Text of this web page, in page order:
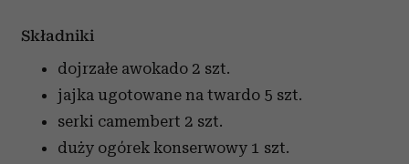
Składniki
dojrzałe awokado 2 szt.
jajka ugotowane na twardo 5 szt.
serki camembert 2 szt.
duży ogórek konserwowy 1 szt.